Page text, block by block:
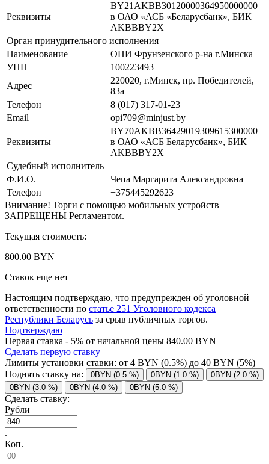
Реквизиты
BY21AKBB30120000364950000000
в ОАО «АСБ «Беларусбанк», БИК
AKBBBY2X
Орган принудительного исполнения
Наименование
ОПИ Фрунзенского р-на г.Минска
УНП
100223493
Адрес
220020, г.Минск, пр. Победителей,
83а
Телефон
8 (017) 317-01-23
Email
opi709@minjust.by
Реквизиты
BY70AKBB36429019309615300000
в ОАО «АСБ Беларусбанк», БИК
AKBBBY2X
Судебный исполнитель
Ф.И.О.
Чепа Маргарита Александровна
Телефон
+375445292623
Внимание! Торги с помощью мобильных устройств
ЗАПРЕЩЕНЫ Регламентом.
Текущая стоимость:
800.00 BYN
Ставок еще нет
Настоящим подтверждаю, что предупрежден об уголовной
ответственности по статье 251 Уголовного кодекса
Республики Беларусь за срыв публичных торгов.
Подтверждаю
Первая ставка - 5% от начальной цены 840.00 BYN
Сделать первую ставку
Лимиты установки ставки: от 4 BYN (0.5%) до 40 BYN (5%)
Поднять ставку на:
0BYN (0.5 %) 0BYN (1.0 %)
0BYN (2.0 %)
0BYN (3.0 %)
0BYN (4.0 %) 0BYN (5.0 %)
Сделать ставку:
Рубли
.
Коп.